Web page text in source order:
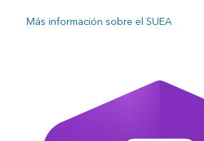
Más información sobre el SUEA